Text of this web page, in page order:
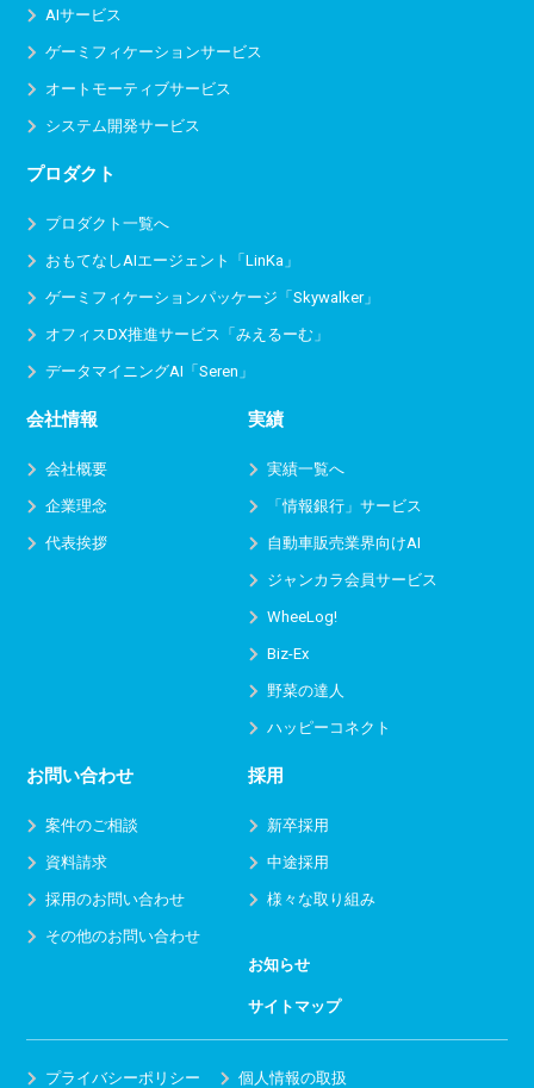
AIサービス
ゲーミフィケーションサービス
オートモーティブサービス
システム開発サービス
プロダクト
プロダクト一覧へ
おもてなしAIエージェント「LinKa」
ゲーミフィケーションパッケージ「Skywalker」
オフィスDX推進サービス 「みえるーむ」
データマイニングAI「Seren」
会社情報
会社概要
企業理念
代表挨拶
実績
実績一覧へ
「情報銀行」サービス
自動車販売業界向けAI
ジャンカラ会員サービス
WheeLog!
Biz-Ex
野菜の達人
ハッピーコネクト
お問い合わせ
案件のご相談
資料請求
採用のお問い合わせ
その他のお問い合わせ
採用
新卒採用
中途採用
様々な取り組み
お知らせ
サイトマップ
プライバシーポリシー 個人情報の取扱